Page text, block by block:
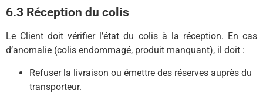
6.3 Réception du colis
Le Client doit vérifier l’état du colis à la réception. En cas
d’anomalie (colis endommagé, produit manquant), il doit :
Refuser la livraison ou émettre des réserves auprès du
transporteur.